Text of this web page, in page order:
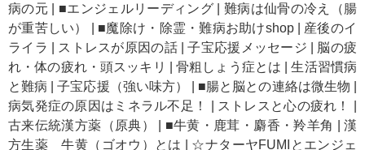
病の元
■エンジェルリーディング
難病は仙骨の冷え（腸
が重苦しい）
■魔除け・除霊・難病お助けshop| 産後のイ
ライラ
ストレスが原因の話|子宝応援メッセージ
脳の疲
れ・体の疲れ・頭スッキリ
|骨粗しょう症とは |生活習慣病
と難病 |子宝応援（強い味方） ■腸と脳との連絡は微生物
病気発症の原因はミネラル不足！
ストレスと心の疲れ！
古来伝統漢方薬（原典）
■牛黄・鹿茸・麝香・羚羊角 |漢
方生薬 牛黄（ゴオウ）とは
☆ナターヤFUMIとエンジェ